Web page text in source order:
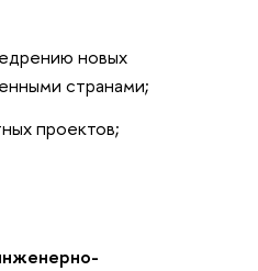
новых
странами;
проектов;